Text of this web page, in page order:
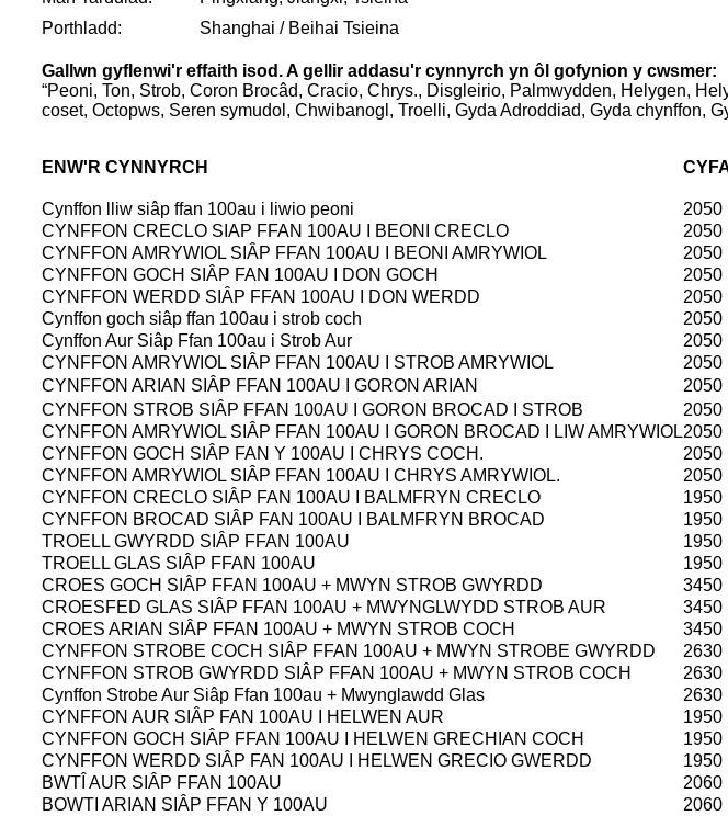
Porthladd:
Shanghai / Beihai Tsieina
Gallwn gyflenwi'r effaith isod. A gellir addasu'r cynnyrch yn ôl gofynion y cwsmer:
“Peoni, Ton, Strob, Coron Brocâd, Cracio, Chrys., Disgleirio, Palmwydden, Helygen,
coset, Octopws, Seren symudol, Chwibanogl, Troelli, Gyda Adroddiad, Gyda chynffon,
ENW'R CYNNYRCH
Cynffon lliw siâp ffan 100au i liwio peoni 2050
CYNFFON CRECLO SIAP FFAN 100AU I BEONI CRECLO
2050
CYNFFON AMRYWIOL SIÂP FFAN 100AU I BEONI AMRYWIOL
2050
CYNFFON GOCH SIÂP FAN 100AU I DON GOCH
2050
CYNFFON WERDD SIÂP FFAN 100AU I DON WERDD
2050
Cynffon goch siâp ffan 100au i strob coch
2050
Cynffon Aur Siâp Ffan 100au i Strob Aur
2050
CYNFFON AMRYWIOL SIÂP FFAN 100AU I STROB AMRYWIOL
2050
CYNFFON ARIAN SIÂP FFAN 100AU I GORON ARIAN
2050
CYNFFON STROB SIÂP FFAN 100AU I GORON BROCAD I STROB
2050
CYNFFON AMRYWIOL SIÂP FFAN 100AU I GORON BROCAD I LIW AMRYWIOL2050
CYNFFON GOCH SIÂP FAN Y 100AU I CHRYS COCH.
2050
CYNFFON AMRYWIOL SIÂP FFAN 100AU I CHRYS AMRYWIOL.
2050
CYNFFON CRECLO SIÂP FAN 100AU I BALMFRYN CRECLO
1950
CYNFFON BROCAD SIÂP FAN 100AU I BALMFRYN BROCAD
1950
TROELL GWYRDD SIÂP FFAN 100AU
1950
TROELL GLAS SIÂP FFAN 100AU
1950
CROES GOCH SIÂP FFAN 100AU + MWYN STROB GWYRDD
3450
CROESFED GLAS SIÂP FFAN 100AU + MWYNGLWYDD STROB AUR
3450
CROES ARIAN SIÂP FFAN 100AU + MWYN STROB COCH
3450
CYNFFON STROBE COCH SIÂP FFAN 100AU + MWYN STROBE GWYRDD
2630
CYNFFON STROB GWYRDD SIÂP FFAN 100AU + MWYN STROB COCH
2630
Cynffon Strobe Aur Siâp Ffan 100au + Mwynglawdd Glas
2630
CYNFFON AUR SIÂP FAN 100AU I HELWEN AUR
1950
CYNFFON GOCH SIÂP FFAN 100AU I HELWEN GRECHIAN COCH
1950
CYNFFON WERDD SIÂP FAN 100AU I HELWEN GRECIO GWERDD
1950
BWTÎ AUR SIÂP FFAN 100AU
2060
BOWTI ARIAN SIÂP FFAN Y 100AU
2060